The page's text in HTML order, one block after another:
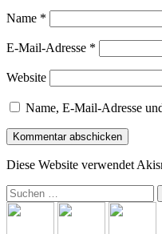
Name *
E-Mail-Adresse *
Website
Name, E-Mail-Adresse
Diese Website verwendet
Suchen
nach: